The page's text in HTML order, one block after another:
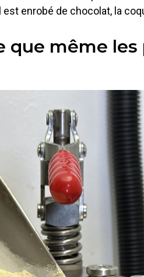
enrobé de chocolat, la
que même